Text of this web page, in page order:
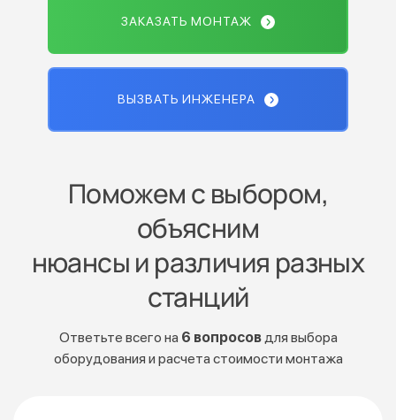
ЗАКАЗАТЬ МОНТАЖ
ВЫЗВАТЬ ИНЖЕНЕРА
Поможем с выбором,
объясним
нюансы и различия разных
станций
Ответьте всего на 6 вопросовдля выбора
оборудования и расчета стоимости монтажа